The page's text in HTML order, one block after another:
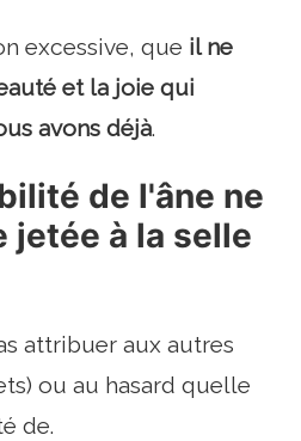
excessive, que il ne
et la joie qui
avons déjà.
de l'âne ne
jetée à la selle
attribuer aux autres
ou au hasard quelle
de.